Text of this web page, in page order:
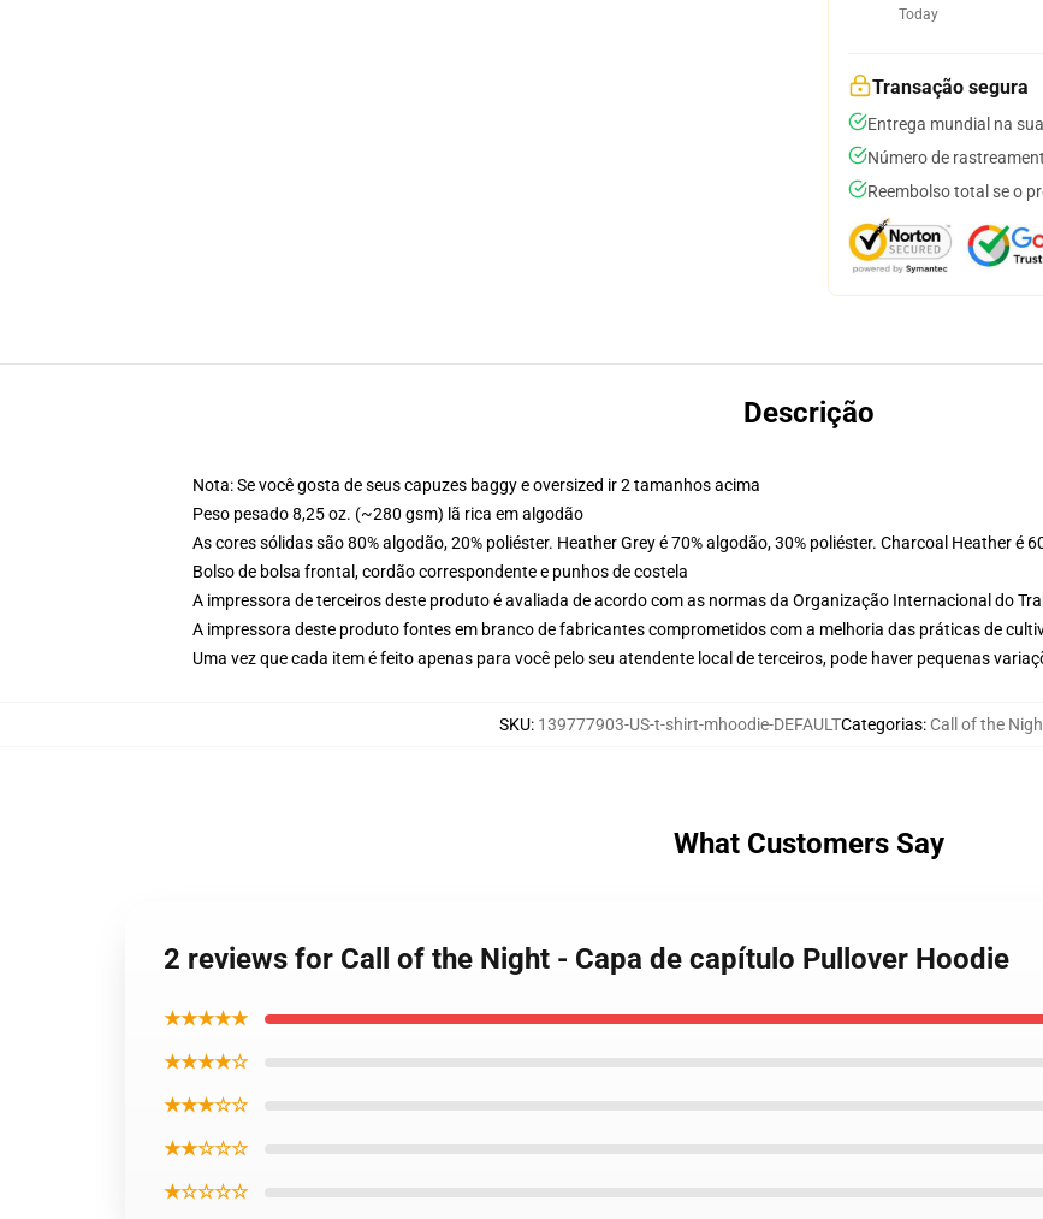
Today
Transação segura
Entrega mundial na
Número de
Reembolso total se o
Descrição
Nota: Se você gosta de seus capuzes baggy e oversized ir 2 tamanhos acima
Peso pesado 8,25 oz. (~280 gsm) lã rica em algodão
As cores sólidas são 80% algodão, 20% poliéster. Heather Grey é 70% algodão, 30% poliéster. Charcoal Heather é
Bolso de bolsa frontal, cordão correspondente e punhos de costela
A impressora de terceiros deste produto é avaliada de acordo com as normas da Organização Internacional do
A impressora deste produto fontes em branco de fabricantes comprometidos com a melhoria das práticas de
Uma vez que cada item é feito apenas para você pelo seu atendente local de terceiros, pode haver pequenas
SKU: 139777903-US-t-shirt-mhoodie-DEFAULTCategorias: Call of the
What Customers Say
2 reviews for Call of the Night - Capa de capítulo Pullover Hoodie
★★★★★
★★★★☆
★★★☆☆
★★☆☆☆
★☆☆☆☆